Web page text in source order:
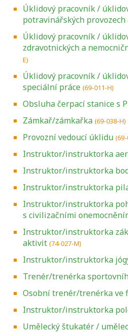
Úklidový pracovník /
potravinářských provozech
Úklidový pracovník /
zdravotnických a
E)
Úklidový pracovník /
speciální práce (69-011-H)
Obsluha čerpací stanice s
Zámkař/zámkařka (69-038-H)
Provozní vedoucí úklidu
Instruktor/instruktorka
Instruktor/instruktorka
Instruktor/instruktorka
Instruktor/instruktorka
s civilizačními
Instruktor/instruktorka
aktivit (74-027-M)
Instruktor/instruktorka
Trenér/trenérka
Osobní trenér/trenérka ve
Instruktor/instruktorka
Umělecký štukatér /